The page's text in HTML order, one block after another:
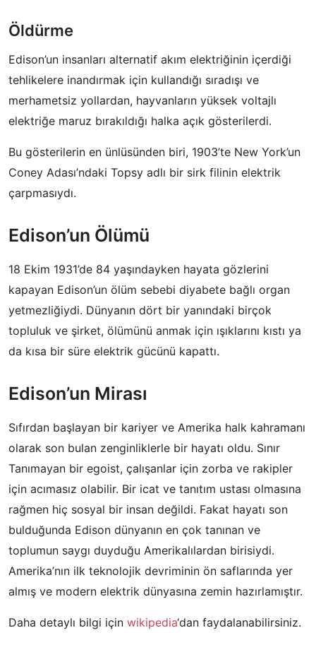
Öldürme
Edison’un insanları alternatif akım elektriğinin içerdiği
tehlikelere inandırmak için kullandığı sıradışı ve
merhametsiz yollardan, hayvanların yüksek voltajlı
elektriğe maruz bırakıldığı halka açık gösterilerdi.
Bu gösterilerin en ünlüsünden biri, 1903’te New York’un
Coney Adası’ndaki Topsy adlı bir sirk filinin elektrik
çarpmasıydı.
Edison’un Ölümü
18 Ekim 1931’de 84 yaşındayken hayata gözlerini
kapayan Edison’un ölüm sebebi diyabete bağlı organ
yetmezliğiydi. Dünyanın dört bir yanındaki birçok
topluluk ve şirket, ölümünü anmak için ışıklarını kıstı ya
da kısa bir süre elektrik gücünü kapattı.
Edison’un Mirası
Sıfırdan başlayan bir kariyer ve Amerika halk kahramanı
olarak son bulan zenginliklerle bir hayatı oldu. Sınır
Tanımayan bir egoist, çalışanlar için zorba ve rakipler
için acımasız olabilir. Bir icat ve tanıtım ustası olmasına
rağmen hiç sosyal bir insan değildi. Fakat hayatı son
bulduğunda Edison dünyanın en çok tanınan ve
toplumun saygı duyduğu Amerikalılardan birisiydi.
Amerika’nın ilk teknolojik devriminin ön saflarında yer
almış ve modern elektrik dünyasına zemin hazırlamıştır.
Daha detaylı bilgi için wikipedia‘dan faydalanabilirsiniz.